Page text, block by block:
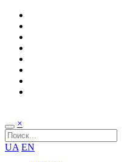
×
UA EN